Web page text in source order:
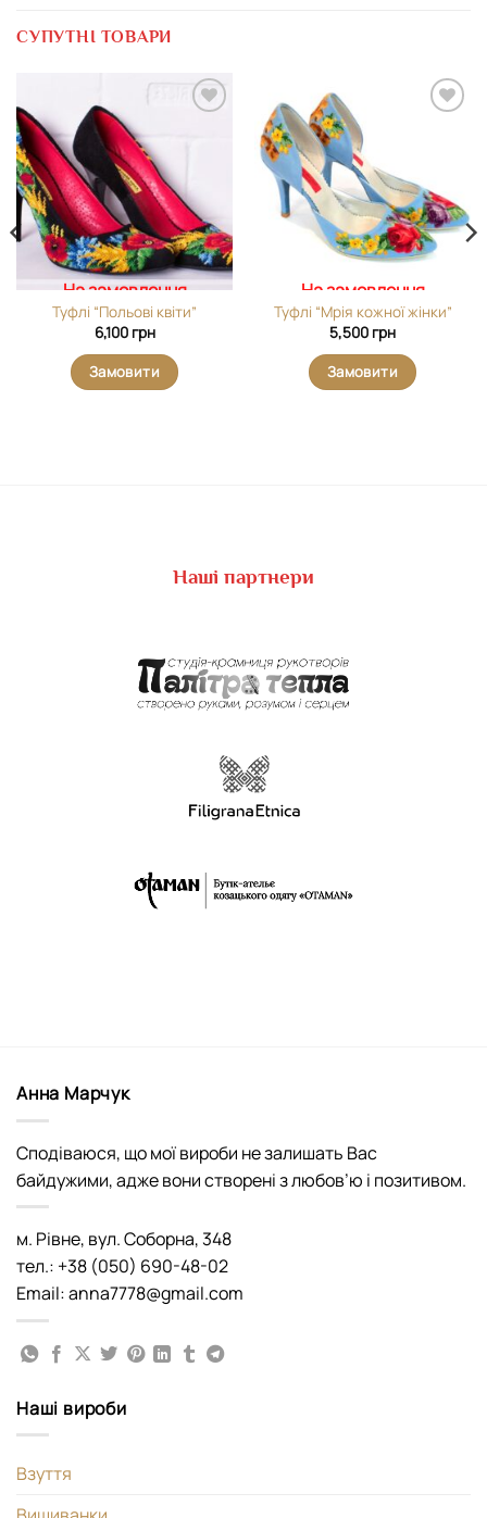
СУПУТНІ ТОВАРИ
На замовлення
Туфлі “Польові квіти”
6,100 грн
Замовити
На замовлення
Туфлі “Мрія кожної жінки”
5,500 грн
Замовити
Наші партнери
Анна Марчук
Сподіваюся, що мої вироби не залишать Вас
байдужими, адже вони створені з любов’ю і позитивом.
м. Рівне, вул. Соборна, 348
тел.: +38 (050) 690-48-02
Email: anna7778@gmail.com
Наші вироби
Взуття